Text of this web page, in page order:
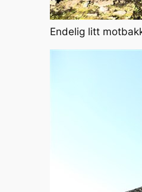
Endelig litt